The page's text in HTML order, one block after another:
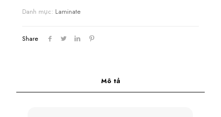
Danh mục: Laminate
Share
Mô tả